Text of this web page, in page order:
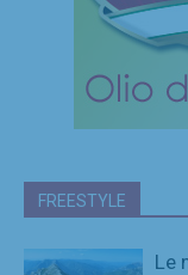
FREESTYLE
Le